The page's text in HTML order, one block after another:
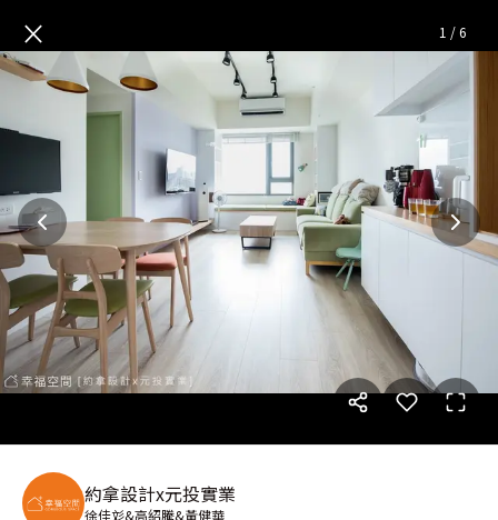
合宜宅｜Colorful｜GD+UD｜
× 1 /6
約拿設計x元投實業
徐佳彣&高紹騰&黃健華